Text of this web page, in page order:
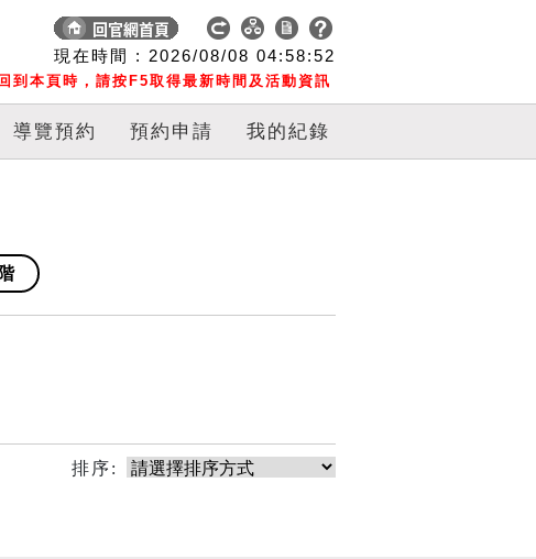
現在時間 : 2026/08/08 04:58:52
到本頁時，請按F5取得最新時間及活動資訊
導覽預約 預約申請 我的紀錄
排序: